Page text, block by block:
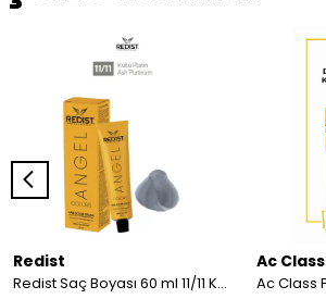
Redist
Redist Saç Boyası 60 ml 11/11 Küllü Platin
Ac Class